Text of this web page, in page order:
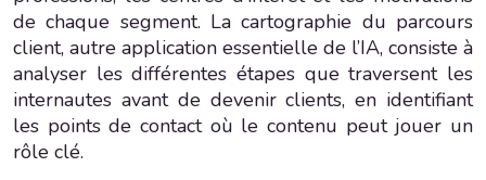
de chaque segment. La cartographie du parcours
client, autre application essentielle de l’IA, consiste à
analyser les différentes étapes que traversent les
internautes avant de devenir clients, en identifiant
les points de contact où le contenu peut jouer un
rôle clé.